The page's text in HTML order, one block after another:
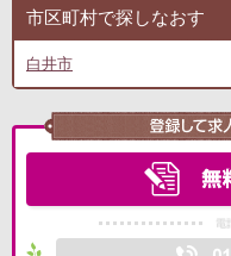
市区町村で探しなおす
白井市